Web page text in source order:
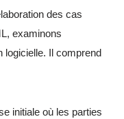
des cas
examinons
logicielle. Il comprend
initiale où les parties